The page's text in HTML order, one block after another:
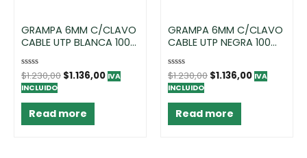
GRAMPA 6MM C/CLAVO
CABLE UTP BLANCA 100
Rated
0
out
$1.230,00 $1.136,00 IVA
INCLUIDO
Read more
GRAMPA 6MM C/CLAVO
CABLE UTP NEGRA 100
Rated
0
out
$1.230,00 $1.136,00 IVA
INCLUIDO
Read more